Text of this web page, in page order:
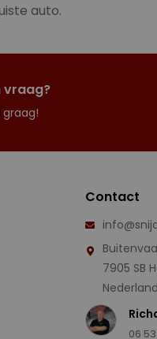
auto.
vraag?
graag!
Contact
7905 SB
Nederland
06